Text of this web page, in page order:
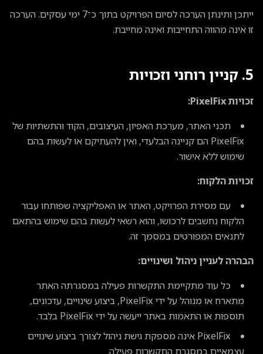
ייתכן ותינתן הערכה לסיום הפרויקט בתוך כ־7 ימי עסקים. הערכה
זו אינה מהווה התחייבות ואינה מחייבת.
5. קניין רוחני וזכויות
זכויות PixelFix:
תכני האתר, מערכת האפיון, העיצובים, הקוד והתשתיות של
PixelFix הם קניינה הבלעדי, ואין להעתיקם או לעשות בהם
שימוש ללא אישור.
זכויות הלקוח:
עם מסירת הפרויקט, האתר או האפליקציה שפותחו עבור
הלקוח נחשבים לרכושו, והוא רשאי לעשות בהם שימוש בהתאם
לתנאים המפורטים במסמך זה.
הבהרה לעניין ניהול ושינויים:
כל עוד מתקיימת התקשרות פעילה במסגרתה האתר
מתארח או מנוהל על ידי PixelFix, ביצוע שינויים, עדכונים,
תוספות או התאמות באתר ייעשה על ידי PixelFix בלבד.
PixelFix אינה מספקת גישת ניהול לצורך ביצוע שינויים
עצמאיים במסגרת התקשרות פעילה.